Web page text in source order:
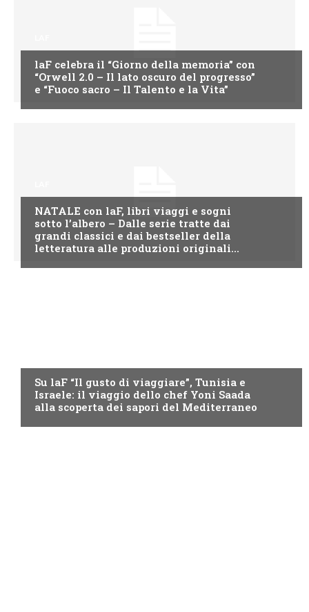
laF celebra il “Giorno della memoria” con
“Orwell 2.0 – Il lato oscuro del progresso”
e “Fuoco sacro – Il Talento e la Vita”
NATALE con laF, libri viaggi e sogni
sotto l’albero – Dalle serie tratte dai
grandi classici e dai bestseller della
letteratura alle produzioni originali...
Su laF “Il gusto di viaggiare”, Tunisia e
Israele: il viaggio dello chef Yoni Saada
alla scoperta dei sapori del Mediterraneo